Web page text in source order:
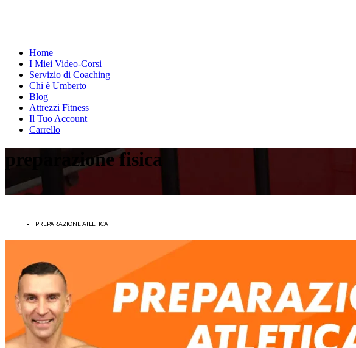
Home
I Miei Video-Corsi
Servizio di Coaching
Chi è Umberto
Blog
Attrezzi Fitness
Il Tuo Account
Carrello
preparazione fisica
PREPARAZIONE ATLETICA